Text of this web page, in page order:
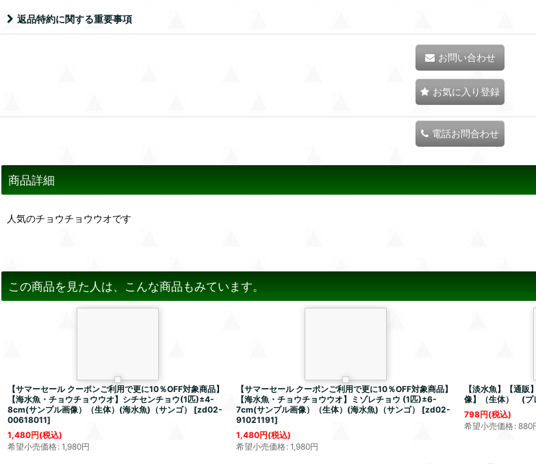
返品特約に関する重要事項
お問い合わせ
お気に入り登録
電話お問合わせ
商品詳細
人気のチョウチョウウオです
この商品を見た人は、こんな商品もみています。
【サマーセール クーポンご利用で更に10％OFF対象商品】
【海水魚・チョウチョウウオ】シチセンチョウ(1匹)±4-
8cm(サンプル画像）（生体）(海水魚)（サンゴ）
[zd02-
00618011]
1,480円(税込)
希望小売価格: 1,980円
【サマーセール クーポンご利用で更に10％OFF対象商品】
【海水魚・チョウチョウウオ】ミゾレチョウ (1匹)±6-
7cm(サンプル画像）（生体）(海水魚)（サンゴ）
[zd02-
91021191]
1,480円(税込)
希望小売価格: 1,980円
【淡水魚】【通
像】（生体） (プ
798円(税込)
希望小売価格: 880